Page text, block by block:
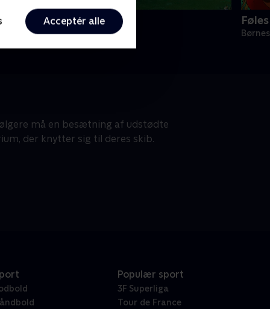
Acceptér alle
• 1 sæsoner
må en besætning af udstødte
der knytter sig til deres skib.
Populær sport
3F Superliga
Tour de France